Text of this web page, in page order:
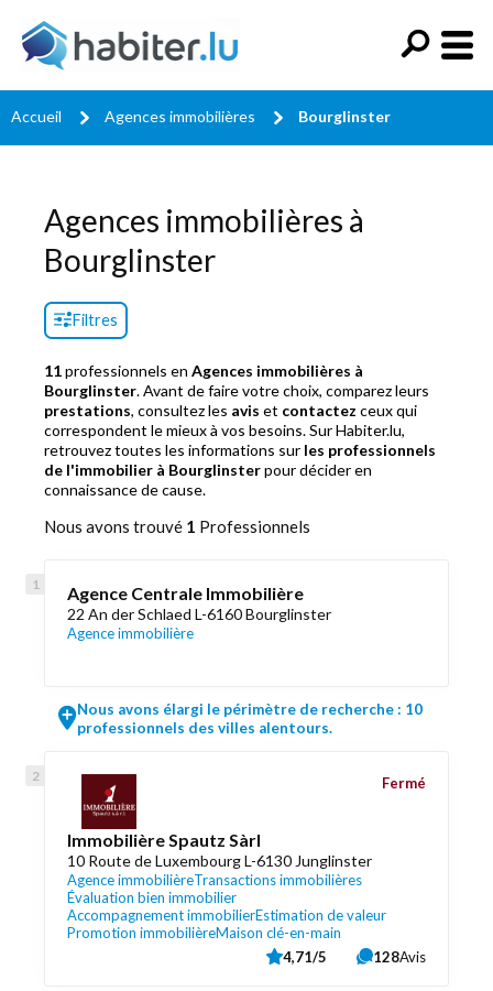
Accueil Agences immobilières Bourglinster
Agences immobilières à
Bourglinster
Filtres
11professionnels en Agences immobilières à
Bourglinster. Avant de faire votre choix, comparez leurs
prestations, consultez les avis et contactez ceux qui
correspondent le mieux à vos besoins. Sur Habiter.lu,
retrouvez toutes les informations sur les professionnels
de l'immobilier à Bourglinsterpour décider en
connaissance de cause.
Nous avons trouvé 1 Professionnels
Agence Centrale Immobilière
22 An der Schlaed L-6160 Bourglinster
Agence immobilière
Nous avons élargi le périmètre de recherche : 10
professionnels des villes alentours.
Immobilière Spautz Sàrl
10 Route de Luxembourg L-6130 Junglinster
Agence immobilièreTransactions immobilières
Évaluation bien immobilier
Accompagnement immobilierEstimation de valeur
Promotion immobilièreMaison clé-en-main
Fermé
4,71/5 128Avis